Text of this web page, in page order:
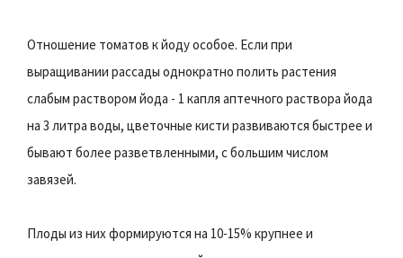
Отношение томатов к йоду особое. Если при
выращивании рассады однократно полить растения
слабым раствором йода - 1 капля аптечного раствора йода
на 3 литра воды, цветочные кисти развиваются быстрее и
бывают более разветвленными, с большим числом
завязей.
Плоды из них формируются на 10-15% крупнее и